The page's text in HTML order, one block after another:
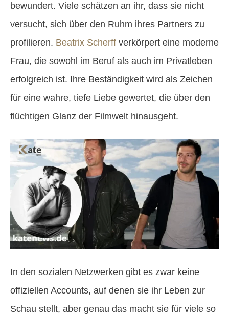
bewundert. Viele schätzen an ihr, dass sie nicht
versucht, sich über den Ruhm ihres Partners zu
profilieren. Beatrix Scherff verkörpert eine moderne
Frau, die sowohl im Beruf als auch im Privatleben
erfolgreich ist. Ihre Beständigkeit wird als Zeichen
für eine wahre, tiefe Liebe gewertet, die über den
flüchtigen Glanz der Filmwelt hinausgeht.
In den sozialen Netzwerken gibt es zwar keine
offiziellen Accounts, auf denen sie ihr Leben zur
Schau stellt, aber genau das macht sie für viele so